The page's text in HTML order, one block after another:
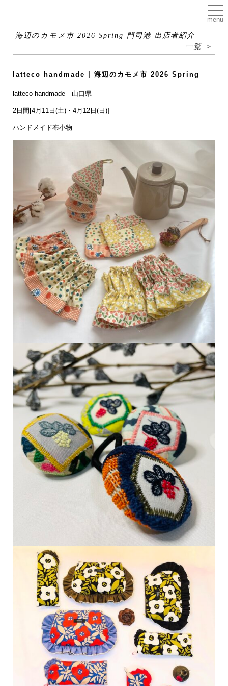
menu
海辺のカモメ市 2026 Spring 門司港 出店者紹介
一覧 ＞
latteco handmade | 海辺のカモメ市 2026 Spring
latteco handmade 山口県
2日間[4月11日(土)・4月12日(日)]
ハンドメイド布小物